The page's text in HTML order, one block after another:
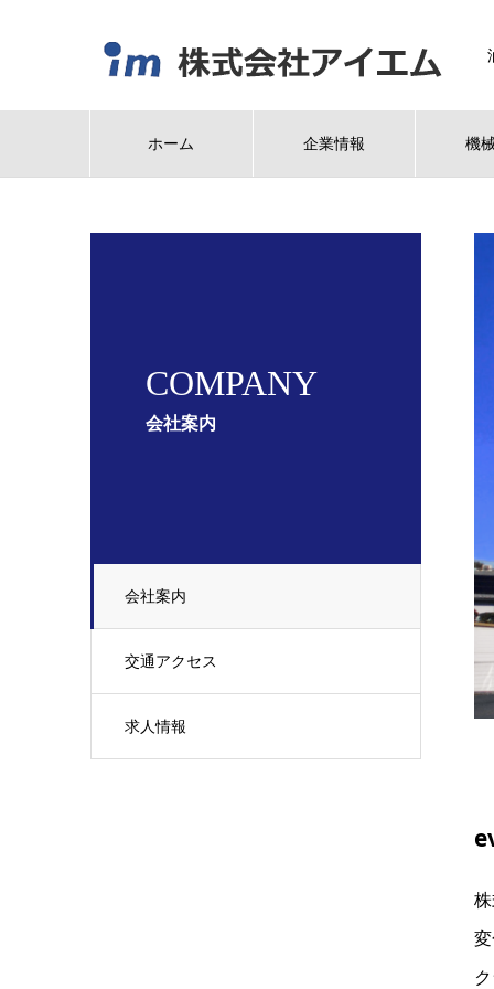
ホーム 企業情報 機
COMPANY
会社案内
会社案内
交通アクセス
求人情報